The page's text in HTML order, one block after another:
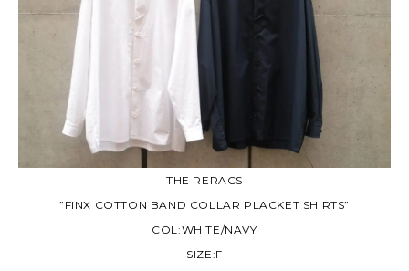
THE RERACS
”FINX COTTON BAND COLLAR PLACKET SHIRTS”
COL:WHITE/NAVY
SIZE:F